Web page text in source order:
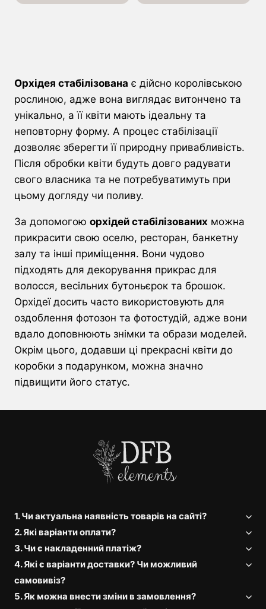
Орхідея стабілізована є дійсно королівською
рослиною, адже вона виглядає витончено та
унікально, а її квіти мають ідеальну та
неповторну форму. А процес стабілізації
дозволяє зберегти її природну привабливість.
Після обробки квіти будуть довго радувати
свого власника та не потребуватимуть при
цьому догляду чи поливу.
За допомогою орхідей стабілізованих можна
прикрасити свою оселю, ресторан, банкетну
залу та інші приміщення. Вони чудово
підходять для декорування прикрас для
волосся, весільних бутоньєрок та брошок.
Орхідеї досить часто використовують для
оздоблення фотозон та фотостудій, адже вони
вдало доповнюють знімки та образи моделей.
Окрім цього, додавши ці прекрасні квіти до
коробки з подарунком, можна значно
підвищити його статус.
1. Чи актуальна наявність товарів на сайті?
2. Які варіанти оплати?
3. Чи є накладенний платіж?
4. Які є варіанти доставки? Чи можливий
самовивіз?
5. Як можна внести зміни в замовлення?